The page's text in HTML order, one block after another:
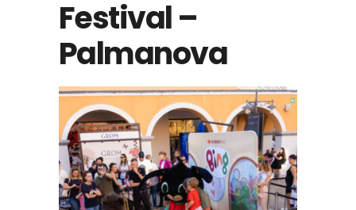
Festival –
Palmanova